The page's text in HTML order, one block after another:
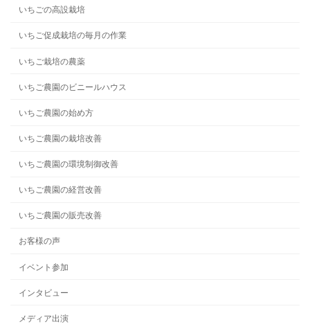
いちごの高設栽培
いちご促成栽培の毎月の作業
いちご栽培の農薬
いちご農園のビニールハウス
いちご農園の始め方
いちご農園の栽培改善
いちご農園の環境制御改善
いちご農園の経営改善
いちご農園の販売改善
お客様の声
イベント参加
インタビュー
メディア出演